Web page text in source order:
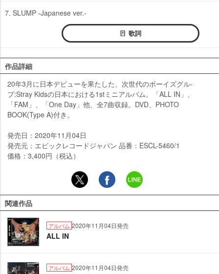
7. SLUMP -Japanese ver.-
歌詞
作品詳細
20年3月に日本デビューを果たした、次世代のボーイズグル-
プ:Stray Kidsの日本における1stミニアルバム。「ALL IN」、
「FAM」、「One Day」他、全7曲収録。DVD、PHOTO
BOOK(Type A)付き。
発売日：2020年11月04日
発売元：エピックレコードジャパン 品番：ESCL-5460/1
価格：3,400円（税込）
関連作品
アルバム 2020年11月04日発売
ALL IN
アルバム 2020年11月04日発売